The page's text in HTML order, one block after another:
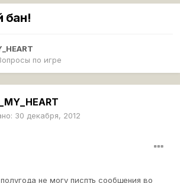
бан!
по игре
30 декабря, 2012
не могу писпть сообщения во